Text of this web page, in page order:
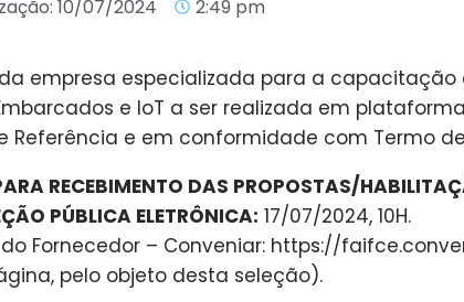
10/07/2024 2:49 pm
empresa especializada para a
e IoT a ser realizada em
Referência e em conformidade com Termo
RECEBIMENTO DAS PROPOSTAS/
PÚBLICA ELETRÔNICA: 17/07/2024, 10H.
Fornecedor – Conveniar: https://
pelo objeto desta seleção).